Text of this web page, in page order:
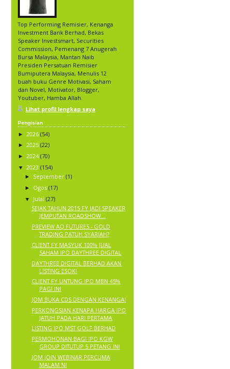
Top Performing Remisier, Kenanga
Investment Bank Berhad, Bekas
Speaker Investsmart, Securities
Commission, Pemenang 7 Anugerah
Bursa Malaysia, Mantan Naib
Presiden Persatuan Remisier
Bumiputera Malaysia, Menulis 12
buah buku Genre Motivasi, Saham
dan Novel, Motivator, Blogger,
Youtuber, Hamba Allah.
Lihat profil lengkap saya
Pengisian
► 2026 (54)
► 2025 (22)
► 2024 (70)
▼ 2023 (154)
► September (1)
► Ogos (17)
▼ Julai (27)
SEJAK TAHUN 2015 FY JADI SPEAKER
JEMPUTAN ROADSHOW...
PREVIEW AQ FUTURES - GOLD
TRADING PATUH SYARIAH?
CLIENT FY MASYUK 100% JUAL
SAHAM IPO DAYTHREE DIGITAL
DAYTHREE DIGITAL BERHAD AKAN
LISTING ESOK!
CLIENT FY UNTUNG IPO MBN 45%
PAGI INI
JOM BUKA CDS DENGAN KENANGA!
PERKONGSIAN KENAPA HARGA IPO
JATUH PADA HARI PERTAMA
LISTING IPO MST GOLF BERHAD
PERMOHONAN BAGI IPO KGW
GROUP DITUTUP 5 PETANG INI
JOM JOIN WEBINAR PERCUMA
MALAM NI